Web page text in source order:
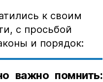
к своим
с просьбой
и порядок:
важно помнить: